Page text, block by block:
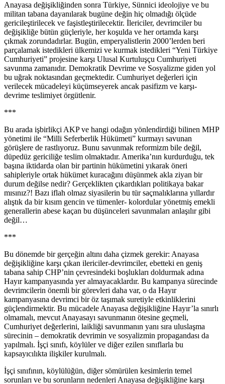
Anayasa değişikliğinden sonra Türkiye, Sünnici ideolojiye ve bu
militan tabana dayanılarak bugüne değin hiç olmadığı ölçüde
gericileştirilecek ve faşistleştirilecektir. İlericiler, devrimciler bu
değişikliğe bütün güçleriyle, her koşulda ve her ortamda karşı
çıkmak zorundadırlar. Bugün, emperyalistlerin 2000’lerden beri
parçalamak istedikleri ülkemizi ve kurmak istedikleri “Yeni Türkiye
Cumhuriyeti” projesine karşı Ulusal Kurtuluşçu Cumhuriyeti
savunma zamanıdır. Demokratik Devrime ve Sosyalizme giden yol
bu uğrak noktasından geçmektedir. Cumhuriyet değerleri için
verilecek mücadeleyi küçümseyerek ancak pasifizm ve karşı-
devrime teslimiyet örgütlenir.
***
Bu arada işbirlikçi AKP ve hangi odağın yönlendirdiği bilinen MHP
yönetimi ile “Milli Seferberlik Hükümeti” kurmayı savunan
görüşlere de rastlıyoruz. Bunu savunmak reformizm bile değil,
düpedüz gericiliğe teslim olmaktadır. Amerika’nın kurdurduğu, tek
başına iktidarda olan bir partinin hükümetini yıkarak öneri
sahipleriyle ortak hükümet kuracağını düşünmek akla ziyan bir
durum değilse nedir? Gerçeklikten çıkardıkları politikaya bakar
mısınız?! Bazı iflah olmaz siyasilerin bu tür saçmalıklarına yıllardır
alıştık da bir kısım gencin ve tümenler- kolordular yönetmiş emekli
generallerin abese kaçan bu düşünceleri savunmaları anlaşılır gibi
değil…
***
Bu dönemde bir gerçeğin altını daha çizmek gerekir: Anayasa
değişikliğine karşı çıkan ilericiler-devrimciler, ebetteki en geniş
tabana sahip CHP’nin çevresindeki boşlukları doldurmak adına
Hayır kampanyasında yer almayacaklardır. Bu kampanya sürecinde
devrimcilerin önemli bir görevleri daha var, o da Hayır
kampanyasına devrimci bir öz taşımak suretiyle etkinliklerini
güçlendirmektir. Bu mücadele Anayasa değişikliğine Hayır’la sınırlı
olmamalı, mevcut Anayasayı savunmanın ötesine geçmeli,
Cumhuriyet değerlerini, laikliği savunmanın yanı sıra uluslaşma
sürecinin – demokratik devrimin ve sosyalizmin propagandası da
yapılmalı. İşçi sınıfı, köylüler ve diğer ezilen sınıflarla bu
kapsayıcılıkta ilişkiler kurulmalı.
İşçi sınıfının, köylülüğün, diğer sömürülen kesimlerin temel
sorunları ve bu sorunların nedenleri Anayasa değişikliğine karşı